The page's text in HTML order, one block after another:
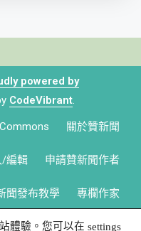
powered by
CodeVibrant
關於贊新聞
/編輯 申請贊新聞作者
聞發布教學 專欄作家
體驗。您可以在 settings